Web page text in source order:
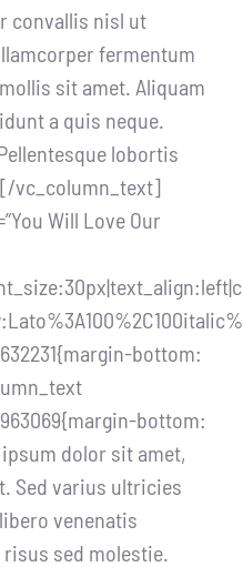
convallis nisl ut
fermentum
sit amet. Aliquam
a quis neque.
lobortis
vc_column_text]
Will Love Our
bottom:
bottom:
dolor sit amet,
Sed varius ultricies
venenatis
sed molestie.